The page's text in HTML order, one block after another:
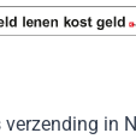
verzending in